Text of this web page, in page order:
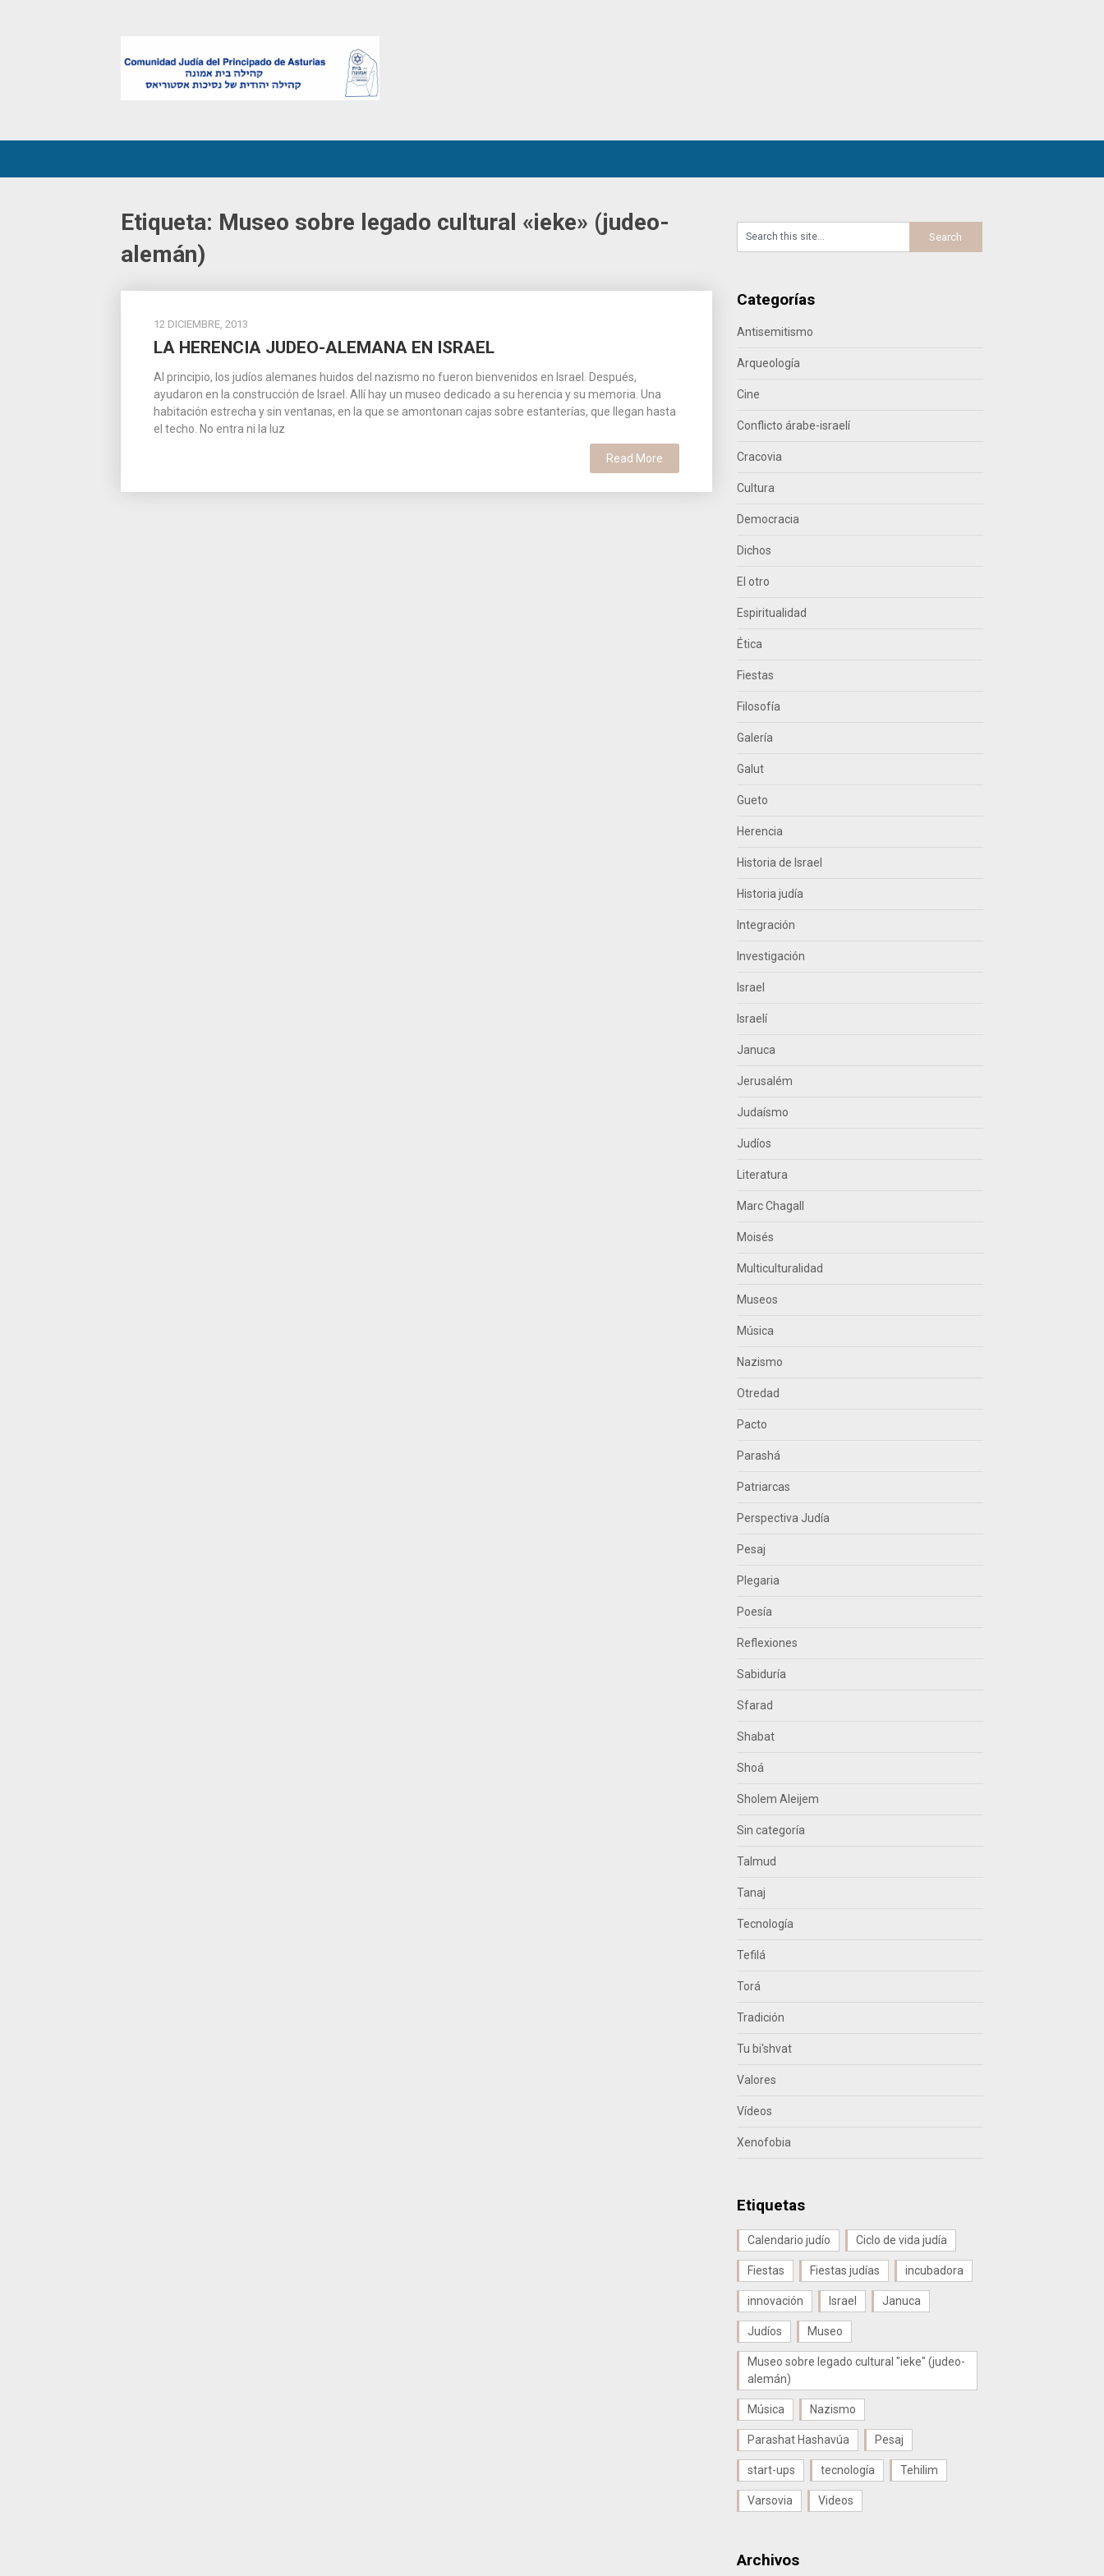
Etiqueta: Museo sobre legado cultural «ieke» (judeo-
alemán)
12 DICIEMBRE, 2013
LA HERENCIA JUDEO-ALEMANA EN ISRAEL
Al principio, los judíos alemanes huidos del nazismo no fueron bienvenidos en Israel. Después,
ayudaron en la construcción de Israel. Allí hay un museo dedicado a su herencia y su memoria. Una
habitación estrecha y sin ventanas, en la que se amontonan cajas sobre estanterías, que llegan hasta
el techo. No entra ni la luz
Read More
Categorías
Antisemitismo
Arqueología
Cine
Conflicto árabe-israelí
Cracovia
Cultura
Democracia
Dichos
El otro
Espiritualidad
Ética
Fiestas
Filosofía
Galería
Galut
Gueto
Herencia
Historia de Israel
Historia judía
Integración
Investigación
Israel
Israelí
Januca
Jerusalém
Judaísmo
Judíos
Literatura
Marc Chagall
Moisés
Multiculturalidad
Museos
Música
Nazismo
Otredad
Pacto
Parashá
Patriarcas
Perspectiva Judía
Pesaj
Plegaria
Poesía
Reflexiones
Sabiduría
Sfarad
Shabat
Shoá
Sholem Aleijem
Sin categoría
Talmud
Tanaj
Tecnología
Tefilá
Torá
Tradición
Tu bi'shvat
Valores
Vídeos
Xenofobia
Etiquetas
Calendario judío Ciclo de vida judía
Fiestas Fiestas judías incubadora
innovación Israel Januca
Judíos Museo
Museo sobre legado cultural "ieke" (judeo-
alemán)
Música Nazismo
Parashat Hashavúa Pesaj
start-ups tecnología Tehilim
Varsovia Videos
Archivos